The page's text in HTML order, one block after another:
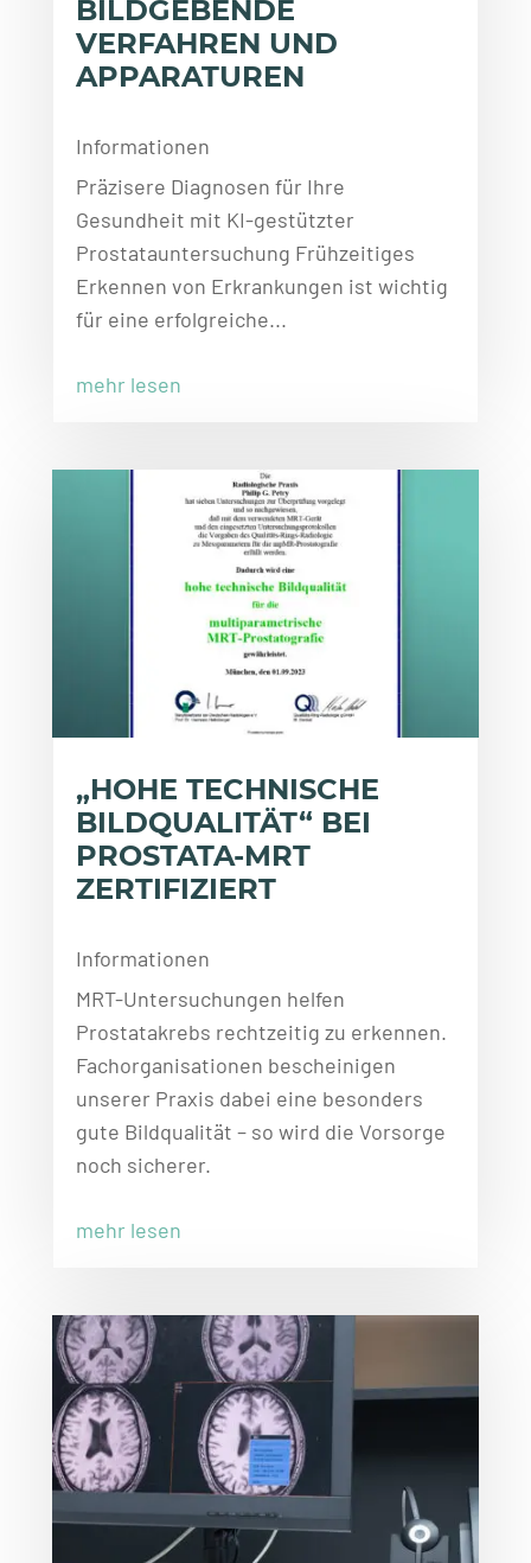
BILDGEBENDE
VERFAHREN UND
APPARATUREN
Informationen
Präzisere Diagnosen für Ihre
Gesundheit mit KI-gestützter
Prostatauntersuchung Frühzeitiges
Erkennen von Erkrankungen ist wichtig
für eine erfolgreiche...
mehr lesen
„HOHE TECHNISCHE
BILDQUALITÄT“ BEI
PROSTATA-MRT
ZERTIFIZIERT
Informationen
MRT-Untersuchungen helfen
Prostatakrebs rechtzeitig zu erkennen.
Fachorganisationen bescheinigen
unserer Praxis dabei eine besonders
gute Bildqualität – so wird die Vorsorge
noch sicherer.
mehr lesen